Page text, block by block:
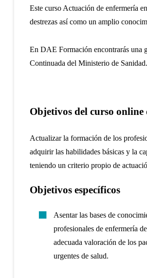
Este curso Actuación de enfermería
destrezas así como un amplio
En DAE Formación encontrarás una
Continuada del Ministerio de Sanidad.
Objetivos del curso online
Actualizar la formación de los
adquirir las habilidades básicas y la
teniendo un criterio propio de
Objetivos específicos
Asentar las bases de
profesionales de enfermería
adecuada valoración de los
urgentes de salud.